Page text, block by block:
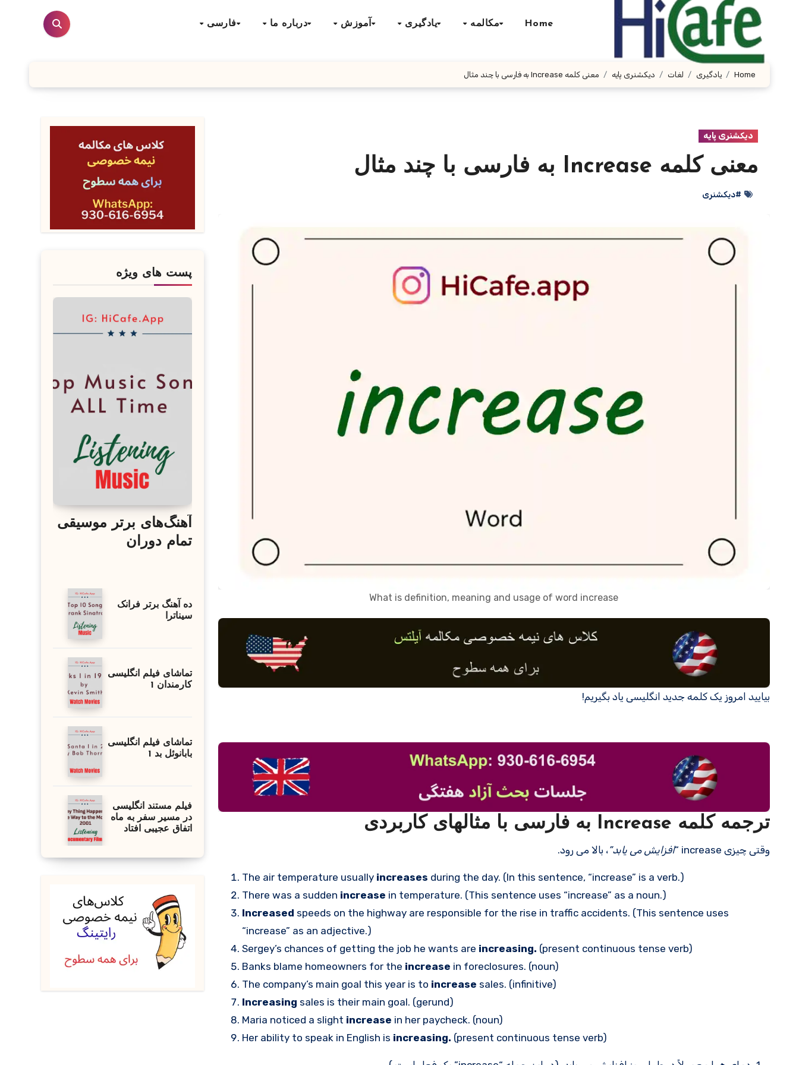
Home مکالمه یادگیری آموزش درباره ما فارسی
Home یادگیری لغات دیکشنری پایه معنی کلمه Increase به فارسی با چند مثال
دیکشنری پایه
معنی کلمه Increase به فارسی با چند مثال
#دیکشنری
What is definition, meaning and usage of word increase
بیایید امروز یک کلمه جدید انگلیسی یاد بگیریم!
ترجمه کلمه Increase به فارسی با مثالهای کاربردی
وقتی چیزی increase “ افزایش می یابد”، بالا می رود.
The air temperature usually increases during the day. (In this sentence, “increase” is a verb.)
There was a sudden increase in temperature. (This sentence uses “increase” as a noun.)
Increased speeds on the highway are responsible for the rise in traffic accidents. (This sentence uses
“increase” as an adjective.)
Sergey’s chances of getting the job he wants are increasing. (present continuous tense verb)
Banks blame homeowners for the increase in foreclosures. (noun)
The company’s main goal this year is to increase sales. (infinitive)
Increasing sales is their main goal. (gerund)
Maria noticed a slight increase in her paycheck. (noun)
Her ability to speak in English is increasing. (present continuous tense verb)
پست های ویژه
آهنگ‌های برتر موسیقی
تمام دوران
ده آهنگ برتر فرانک
سیناترا
تماشای فیلم انگلیسی
کارمندان 1
تماشای فیلم انگلیسی
بابانوئل بد 1
فیلم مستند انگلیسی
در مسیر سفر به ماه
اتفاق عجیبی افتاد